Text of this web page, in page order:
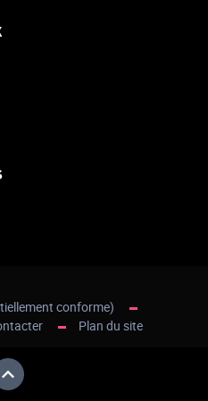
conforme)
Plan du site